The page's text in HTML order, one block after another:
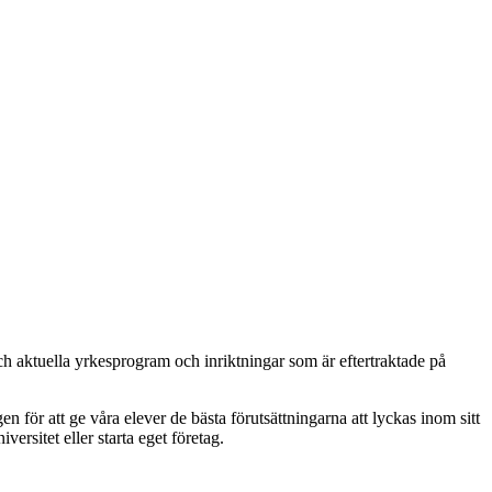
aktuella yrkesprogram och inriktningar som är eftertraktade på
för att ge våra elever de bästa förutsättningarna att lyckas inom sitt
eller starta eget företag.